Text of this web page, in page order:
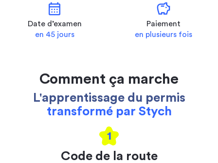
calendar_month
Date d’examen
en 45 jours
savings
Paiement
en plusieurs fois
Comment ça marche
L'apprentissage du permis
transformé par Stych
1
Code de la route